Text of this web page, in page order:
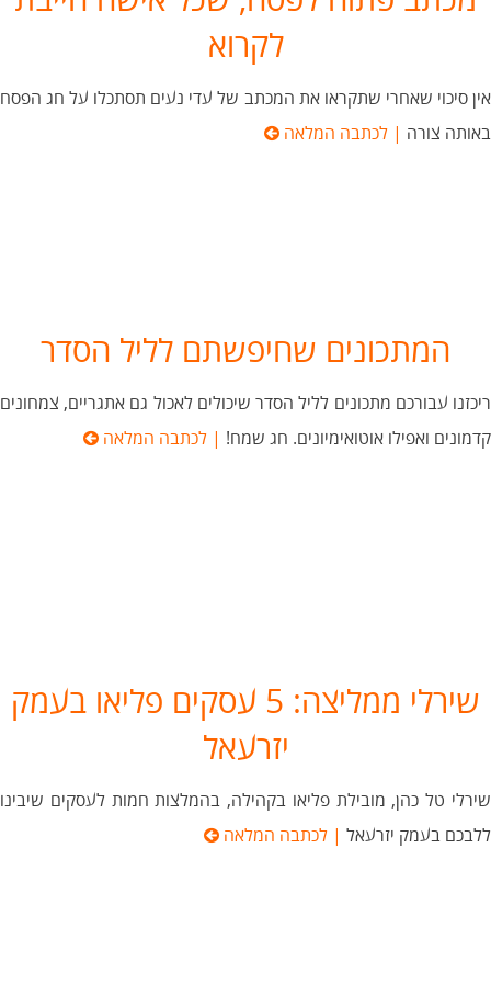
לקרוא
אין סיכוי שאחרי שתקראו את המכתב של עדי נעים תסתכלו על חג הפסח
באותה צורה | לכתבה המלאה
המתכונים שחיפשתם לליל הסדר
ריכזנו עבורכם מתכונים לליל הסדר שיכולים לאכול גם אתגריים, צמחונים
קדמונים ואפילו אוטואימיונים. חג שמח! | לכתבה המלאה
שירלי ממליצה: 5 עסקים פליאו בעמק
יזרעאל
שירלי טל כהן, מובילת פליאו בקהילה, בהמלצות חמות לעסקים שיבינו
ללבכם בעמק יזרעאל | לכתבה המלאה